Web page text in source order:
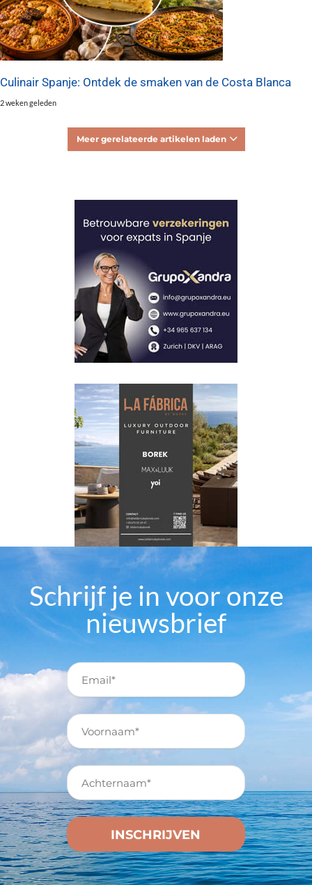
Culinair Spanje: Ontdek de smaken van de Costa Blanca
2 weken geleden
Meer gerelateerde artikelen laden
Schrijf je in voor onze
nieuwsbrief